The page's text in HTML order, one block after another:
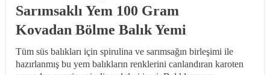
Sarımsaklı Yem 100 Gram
Kovadan Bölme Balık Yemi
Tüm süs balıkları için spirulina ve sarımsağın birleşimi ile
hazırlanmış bu yem balıkların renklerini canlandıran karoten